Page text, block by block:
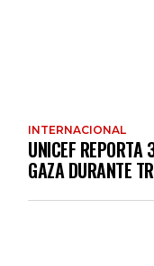
INTERNACIONAL
UNICEF REPORTA
GAZA DURANTE